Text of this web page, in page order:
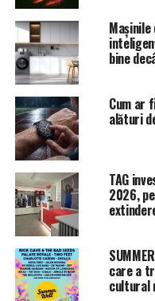
NU RATATI
Cum a ajuns Dăncilă
semnam nimic | Sibiul
bine
Cum ar
alături
TAG
2026,
care a
cultural